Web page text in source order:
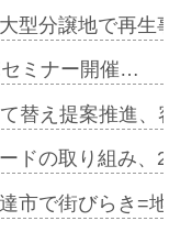
型分譲地で再
ミナー開催…
替え提案推進
ドの取り組み
市で街びらき=